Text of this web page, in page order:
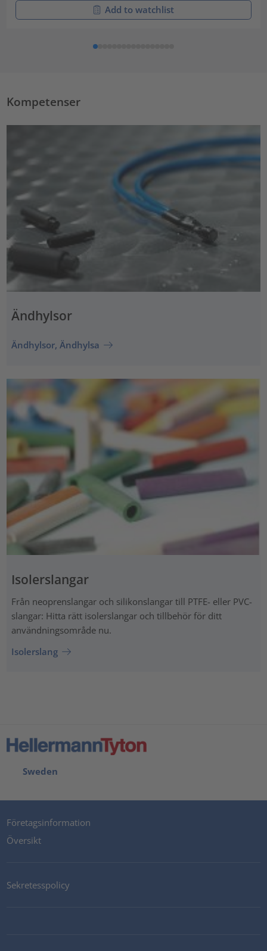
Add to watchlist
Kompetenser
Ändhylsor
Ändhylsor, Ändhylsa
Isolerslangar
Från neoprenslangar och silikonslangar till PTFE- eller PVC-
slangar: Hitta rätt isolerslangar och tillbehör för ditt
användningsområde nu.
Isolerslang
Sweden
Företagsinformation
Översikt
Sekretesspolicy